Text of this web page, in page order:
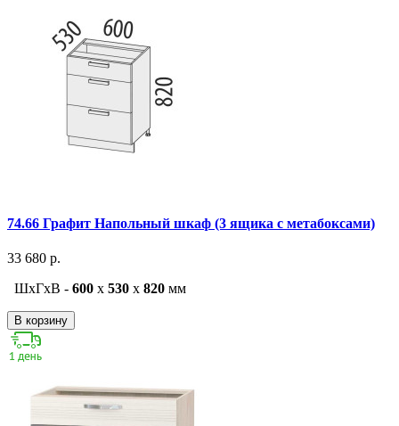
74.66 Графит Напольный шкаф (3 ящика с метабоксами)
33 680 р.
ШxГxВ - 600 x 530 x 820 мм
В корзину